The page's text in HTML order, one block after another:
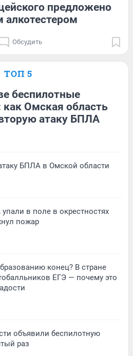
предложено
алкотестером
Обсудить
ТОП 5
беспилотные
как Омская область
атаку БПЛА
БПЛА в Омской области
в поле в окрестностях
пожар
конец? В стране
ЕГЭ — почему это
объявили беспилотную
раз